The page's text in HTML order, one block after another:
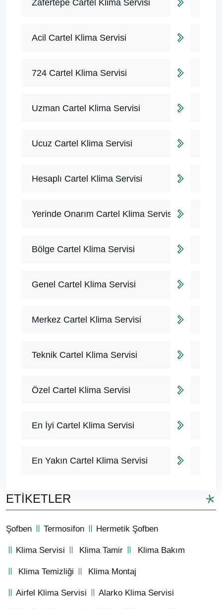
Zafertepe Cartel Klima Servisi
Acil Cartel Klima Servisi
724 Cartel Klima Servisi
Uzman Cartel Klima Servisi
Ucuz Cartel Klima Servisi
Hesaplı Cartel Klima Servisi
Yerinde Onarım Cartel Klima Servisi
Bölge Cartel Klima Servisi
Genel Cartel Klima Servisi
Merkez Cartel Klima Servisi
Teknik Cartel Klima Servisi
Özel Cartel Klima Servisi
En İyi Cartel Klima Servisi
En Yakın Cartel Klima Servisi
ETIKETLER
Şofben Termosifon Hermetik Şofben
Klima Servisi Klima Tamir Klima Bakım
Klima Temizliği Klima Montaj
Airfel Klima Servisi Alarko Klima Servisi